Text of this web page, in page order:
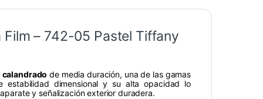
– 742-05 Pastel Tiffany
de media duración, una de las gamas
estabilidad dimensional y su alta opacidad lo
y señalización exterior duradera.